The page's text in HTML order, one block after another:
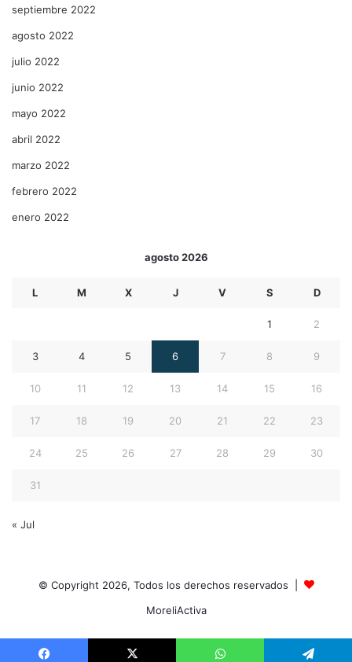
septiembre 2022
agosto 2022
julio 2022
junio 2022
mayo 2022
abril 2022
marzo 2022
febrero 2022
enero 2022
agosto 2026
L M X J V S D
1 2
3 4 5 6 7 8 9
10 11 12 13 14 15 16
17 18 19 20 21 22 23
24 25 26 27 28 29 30
31
« Jul
© Copyright 2026, Todos los derechos reservados |
MoreliActiva